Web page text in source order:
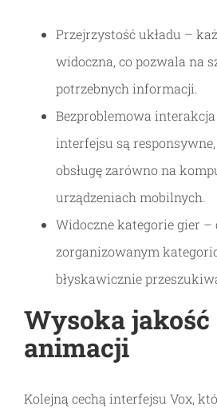
Przejrzystość układu –
widoczna, co pozwala na
potrzebnych informacji.
Bezproblemowa
interfejsu są
obsługę zarówno na
urządzeniach mobilnych.
Widoczne kategorie gier –
zorganizowanym
błyskawicznie
Wysoka
animacji
Kolejną cechą interfejsu Vox,